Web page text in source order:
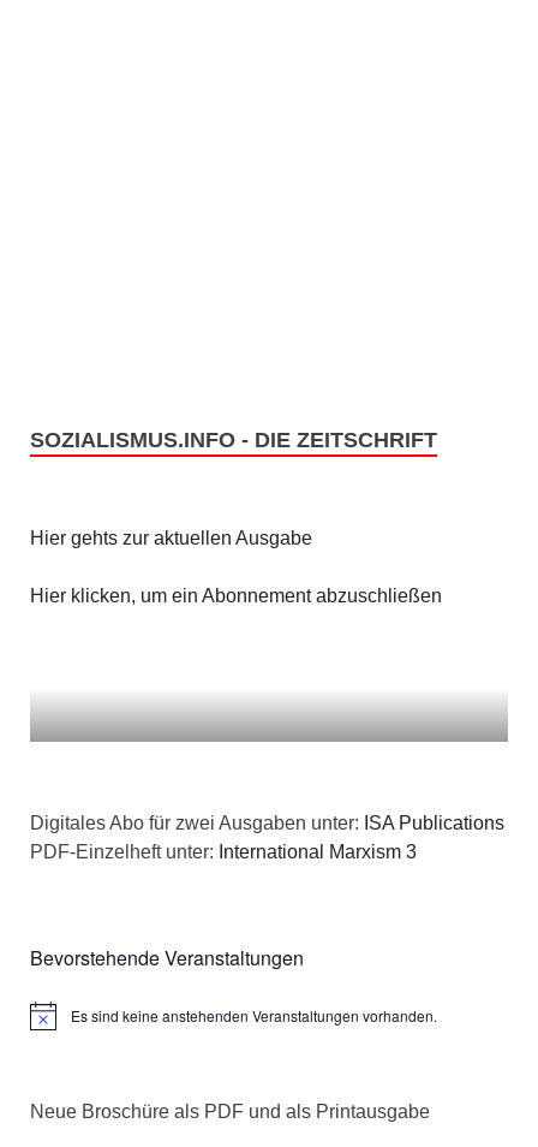
SOZIALISMUS.INFO - DIE ZEITSCHRIFT
Hier gehts zur aktuellen Ausgabe
Hier klicken, um ein Abonnement abzuschließen
Digitales Abo für zwei Ausgaben unter: ISA Publications
PDF-Einzelheft unter: International Marxism 3
Bevorstehende Veranstaltungen
HinweisEs sind keine anstehenden Veranstaltungen vorhanden.
Neue Broschüre als PDF und als Printausgabe